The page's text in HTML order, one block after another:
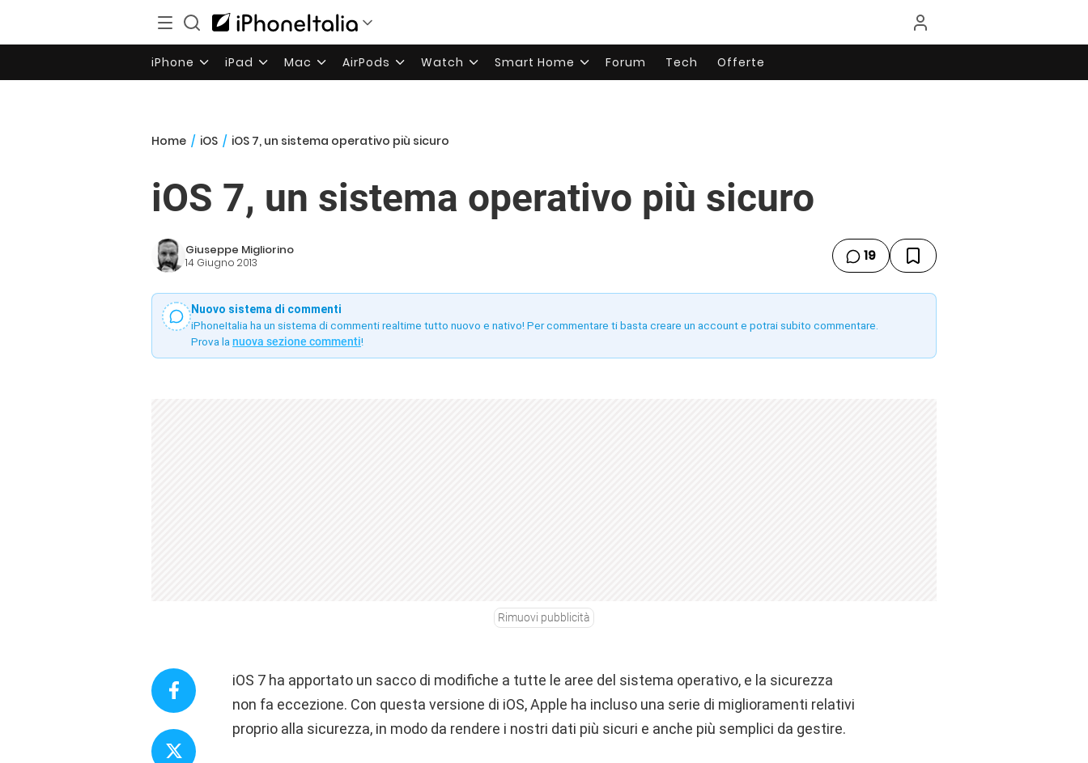
iPhone iPad Mac AirPods Watch Smart Home Forum Tech Offerte
Home / iOS / iOS 7, un sistema operativo più sicuro
iOS 7, un sistema operativo più sicuro
Giuseppe Migliorino
14 Giugno 2013 19
Nuovo sistema di commenti
iPhoneItalia ha un sistema di commenti realtime tutto nuovo e nativo! Per commentare ti basta creare un account e potrai subito commentare.
Prova la nuova sezione commenti!
Rimuovi pubblicità
iOS 7 ha apportato un sacco di modifiche a tutte le aree del sistema operativo, e la sicurezza
non fa eccezione. Con questa versione di iOS, Apple ha incluso una serie di miglioramenti relativi
proprio alla sicurezza, in modo da rendere i nostri dati più sicuri e anche più semplici da gestire.